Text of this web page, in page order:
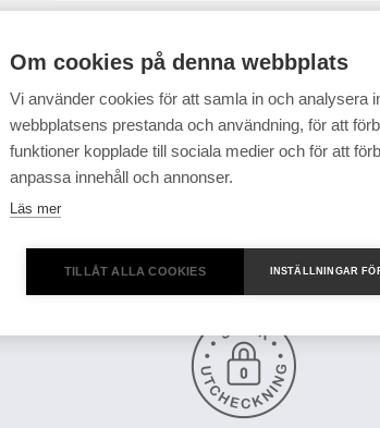
Om cookies på denna webbplats
Vi använder cookies för att samla in och analysera
webbplatsens prestanda och användning, för att
funktioner kopplade till sociala medier och för att
anpassa innehåll och annonser.
Läs mer
TILLÅT ALLA COOKIES INSTÄLLNINGAR